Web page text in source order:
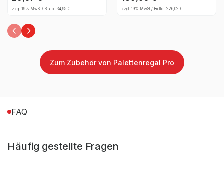
Brancheneignung
Auto & Garage, E-
Montageart schraubbar
verzinkt, inkl. Kleinteile
zzgl. 19% MwSt / Brutto :34,95€ zzgl. 19% MwSt / Brutto :226,02€
Zum Zubehör von Palettenregal Pro
FAQ
Häufig gestellte Fragen